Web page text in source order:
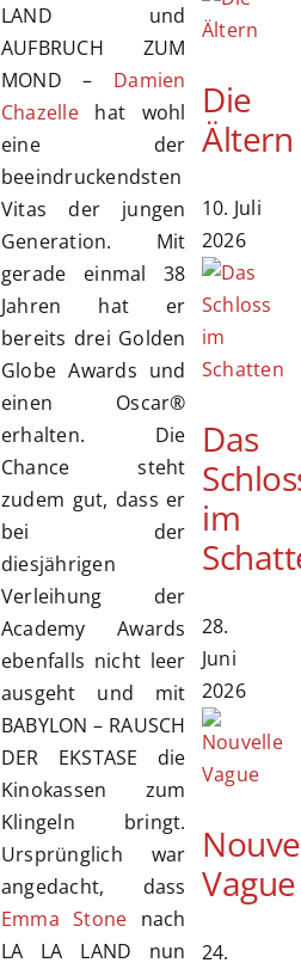
LAND und
AUFBRUCH ZUM
MOND – Damien
Chazellehat wohl
eine der
beeindruckendsten
Vitas der jungen
Generation. Mit
gerade einmal 38
Jahren hat er
bereits drei Golden
Globe Awards und
einen Oscar®
erhalten. Die
Chance steht
zudem gut, dass er
bei der
diesjährigen
Verleihung der
Academy Awards
ebenfalls nicht leer
ausgeht und mit
BABYLON – RAUSCH
DER EKSTASE die
Kinokassen zum
Klingeln bringt.
Ursprünglich war
angedacht, dass
Emma Stone nach
LA LA LAND nun
Die
Ältern
10. Juli
2026
Das
im
28.
Juni
2026
Vague
24.